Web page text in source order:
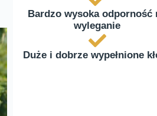
Bardzo wysoka odporność
wyleganie
Duże i dobrze wypełnione